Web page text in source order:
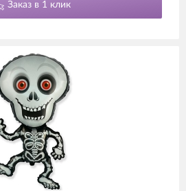
Заказ в 1 клик